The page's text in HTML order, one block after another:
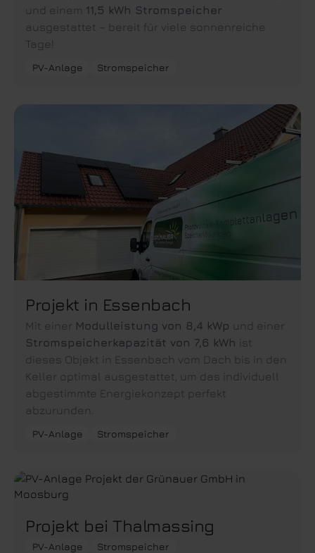
und einem 11,5 kWh Stromspeicher
ausgestattet – bereit für viele sonnenreiche
Tage!
PV-Anlage Stromspeicher
Projekt in Essenbach
Mit einer Modulleistung von 8,4 kWp
und einer
Stromspeicherkapazität von 7,6 kWh ist
dieses Objekt in Essenbach vom Dach bis in den
Keller optimal ausgestattet, um das individuell
abgestimmte Energiekonzept perfekt
abzurunden.
PV-Anlage Stromspeicher
Projekt bei Thalmassing
PV-Anlage Stromspeicher